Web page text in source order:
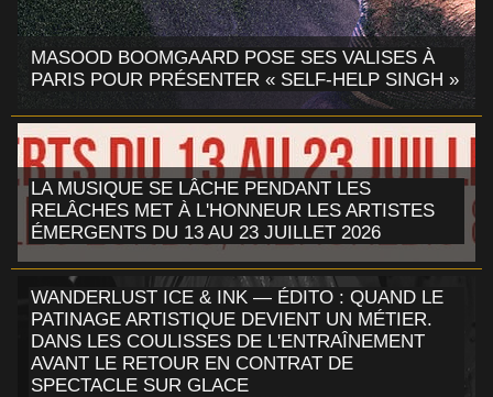
MASOOD BOOMGAARD POSE SES VALISES À
PARIS POUR PRÉSENTER « SELF-HELP SINGH »
LA MUSIQUE SE LÂCHE PENDANT LES
RELÂCHES MET À L'HONNEUR LES ARTISTES
ÉMERGENTS DU 13 AU 23 JUILLET 2026
WANDERLUST ICE & INK — ÉDITO : QUAND LE
PATINAGE ARTISTIQUE DEVIENT UN MÉTIER.
DANS LES COULISSES DE L'ENTRAÎNEMENT
AVANT LE RETOUR EN CONTRAT DE
SPECTACLE SUR GLACE